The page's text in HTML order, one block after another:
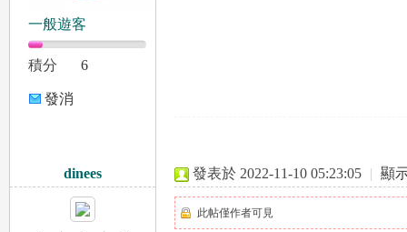
一般遊客
積分 6
發消
dinees 發表於 2022-11-10 05:23:05 | 顯
此帖僅作者可見